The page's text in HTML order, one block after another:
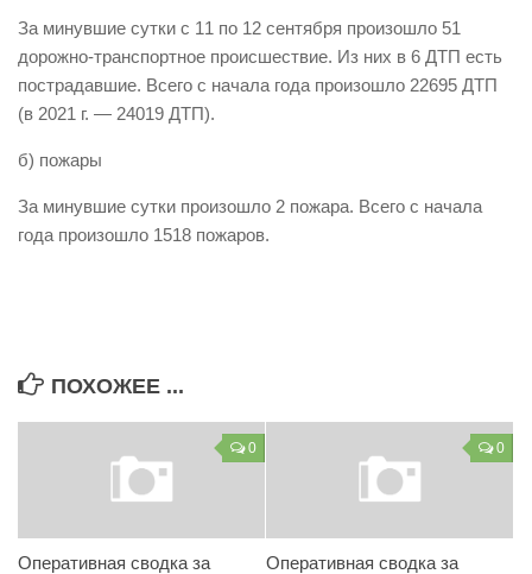
Уголок гражданской обороны
Пресс-центр
СМИ о нас
Конкурсы
Наша работа
Контакты
Вакансии
За минувшие сутки с 11 по 12 сентября произошло 51
дорожно-транспортное происшествие. Из них в 6 ДТП есть
пострадавшие. Всего с начала года произошло 22695 ДТП
(в 2021 г. — 24019 ДТП).
б) пожары
За минувшие сутки произошло 2 пожара. Всего с начала
года произошло 1518 пожаров.
ПОХОЖЕЕ ...
0
Оперативная сводка за
0
Оперативная сводка за